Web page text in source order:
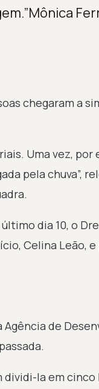
chegaram a
Uma vez,
pela chuva”,
dia 10, o
Celina Leão,
Agência de
la em cinco